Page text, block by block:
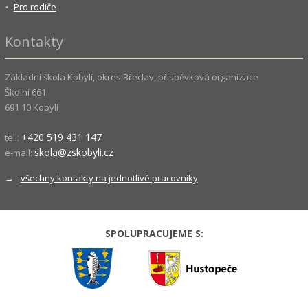
Pro rodiče
Kontakty
Základní škola Kobylí, okres Břeclav, příspěvková organizace
Školní 661
691 10 Kobylí
tel.: +420 519 431 147
e-mail: skola@zskobyli.cz
→ všechny kontakty na jednotlivé pracovníky
SPOLUPRACUJEME S: